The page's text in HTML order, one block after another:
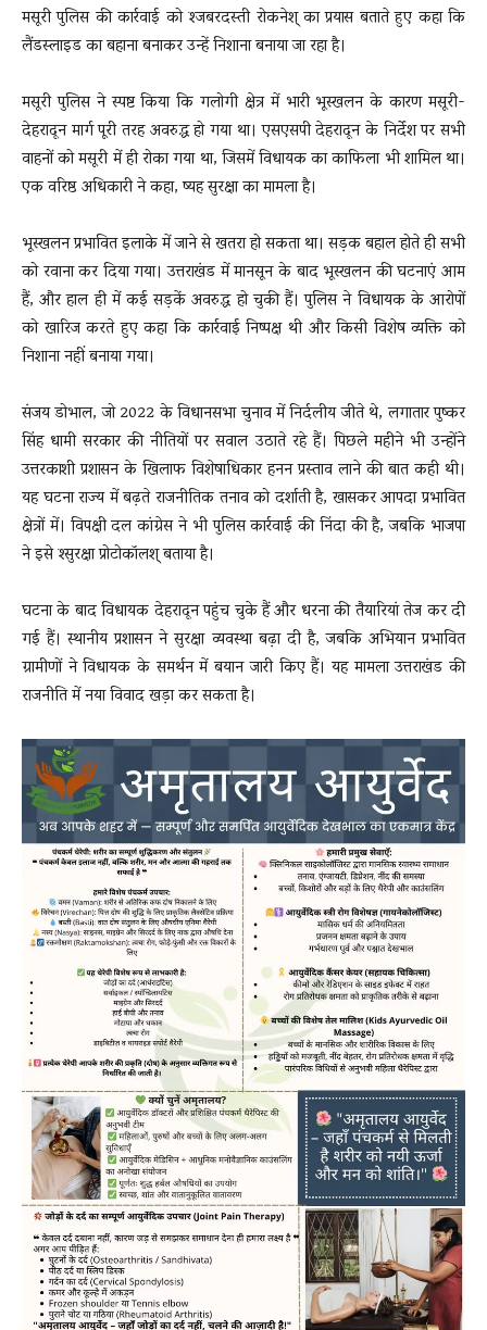
मसूरी पुलिस की कार्रवाई को श्जबरदस्ती रोकनेश् का प्रयास बताते हुए कहा कि
लैंडस्लाइड का बहाना बनाकर उन्हें निशाना बनाया जा रहा है।
मसूरी पुलिस ने स्पष्ट किया कि गलोगी क्षेत्र में भारी भूस्खलन के कारण मसूरी-
देहरादून मार्ग पूरी तरह अवरुद्ध हो गया था। एसएसपी देहरादून के निर्देश पर सभी
वाहनों को मसूरी में ही रोका गया था, जिसमें विधायक का काफिला भी शामिल था।
एक वरिष्ठ अधिकारी ने कहा, ष्यह सुरक्षा का मामला है।
भूस्खलन प्रभावित इलाके में जाने से खतरा हो सकता था। सड़क बहाल होते ही सभी
को रवाना कर दिया गया। उत्तराखंड में मानसून के बाद भूस्खलन की घटनाएं आम
हैं, और हाल ही में कई सड़कें अवरुद्ध हो चुकी हैं। पुलिस ने विधायक के आरोपों
को खारिज करते हुए कहा कि कार्रवाई निष्पक्ष थी और किसी विशेष व्यक्ति को
निशाना नहीं बनाया गया।
संजय डोभाल, जो 2022 के विधानसभा चुनाव में निर्दलीय जीते थे, लगातार पुष्कर
सिंह धामी सरकार की नीतियों पर सवाल उठाते रहे हैं। पिछले महीने भी उन्होंने
उत्तरकाशी प्रशासन के खिलाफ विशेषाधिकार हनन प्रस्ताव लाने की बात कही थी।
यह घटना राज्य में बढ़ते राजनीतिक तनाव को दर्शाती है, खासकर आपदा प्रभावित
क्षेत्रों में। विपक्षी दल कांग्रेस ने भी पुलिस कार्रवाई की निंदा की है, जबकि भाजपा
ने इसे श्सुरक्षा प्रोटोकॉलश् बताया है।
घटना के बाद विधायक देहरादून पहुंच चुके हैं और धरना की तैयारियां तेज कर दी
गई हैं। स्थानीय प्रशासन ने सुरक्षा व्यवस्था बढ़ा दी है, जबकि अभियान प्रभावित
ग्रामीणों ने विधायक के समर्थन में बयान जारी किए हैं। यह मामला उत्तराखंड की
राजनीति में नया विवाद खड़ा कर सकता है।